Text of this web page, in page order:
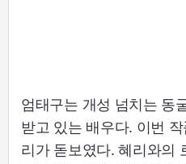
엄태구는 개성 넘치는 동
받고 있는 배우다. 이번
리가 돋보였다. 혜리와의